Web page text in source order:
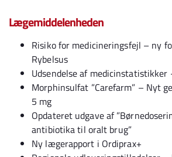
Lægemiddelenheden
Risiko for medicineringsfejl – ny
Rybelsus
Udsendelse af medicinstatistikker
Morphinsulfat ”Carefarm” – Nyt
5 mg
Opdateret udgave af
antibiotika til oralt brug”
Ny lægerapport i Ordiprax+